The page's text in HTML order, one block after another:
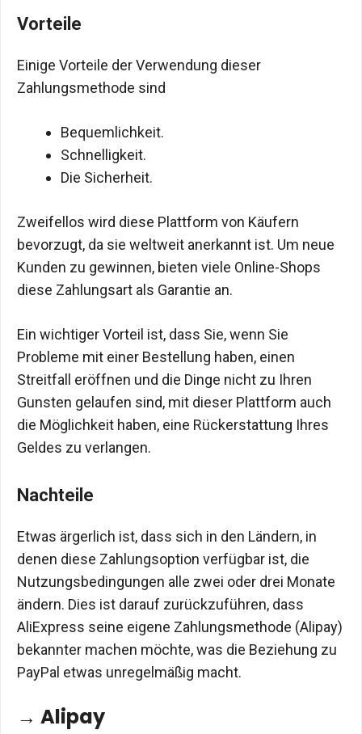
Vorteile
Einige Vorteile der Verwendung dieser
Zahlungsmethode sind
Bequemlichkeit.
Schnelligkeit.
Die Sicherheit.
Zweifellos wird diese Plattform von Käufern
bevorzugt, da sie weltweit anerkannt ist. Um neue
Kunden zu gewinnen, bieten viele Online-Shops
diese Zahlungsart als Garantie an.
Ein wichtiger Vorteil ist, dass Sie, wenn Sie
Probleme mit einer Bestellung haben, einen
Streitfall eröffnen und die Dinge nicht zu Ihren
Gunsten gelaufen sind, mit dieser Plattform auch
die Möglichkeit haben, eine Rückerstattung Ihres
Geldes zu verlangen.
Nachteile
Etwas ärgerlich ist, dass sich in den Ländern, in
denen diese Zahlungsoption verfügbar ist, die
Nutzungsbedingungen alle zwei oder drei Monate
ändern. Dies ist darauf zurückzuführen, dass
AliExpress seine eigene Zahlungsmethode (Alipay)
bekannter machen möchte, was die Beziehung zu
PayPal etwas unregelmäßig macht.
→ Alipay